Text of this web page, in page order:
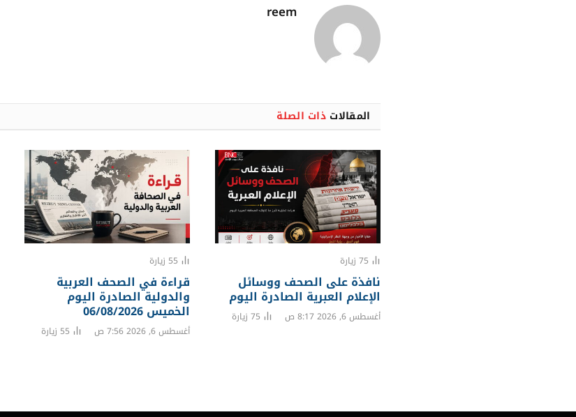
reem
المقالاتذات الصلة
75 زيارة
نافذة على الصحف ووسائل
الإعلام العبرية الصادرة اليوم
أغسطس 6, 2026 8:17 ص 75 زيارة
55 زيارة
قراءة في الصحف العربية
والدولية الصادرة اليوم
الخميس 06/08/2026
أغسطس 6, 2026 7:56 ص 55 زيارة